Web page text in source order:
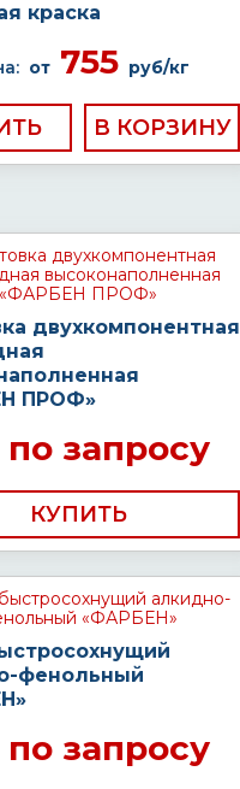
краска
от755 руб/кг
двухкомпонентная
ПРОФ»
запросу
КУПИТЬ
фенольный
запросу